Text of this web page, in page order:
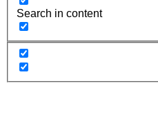
Search in content